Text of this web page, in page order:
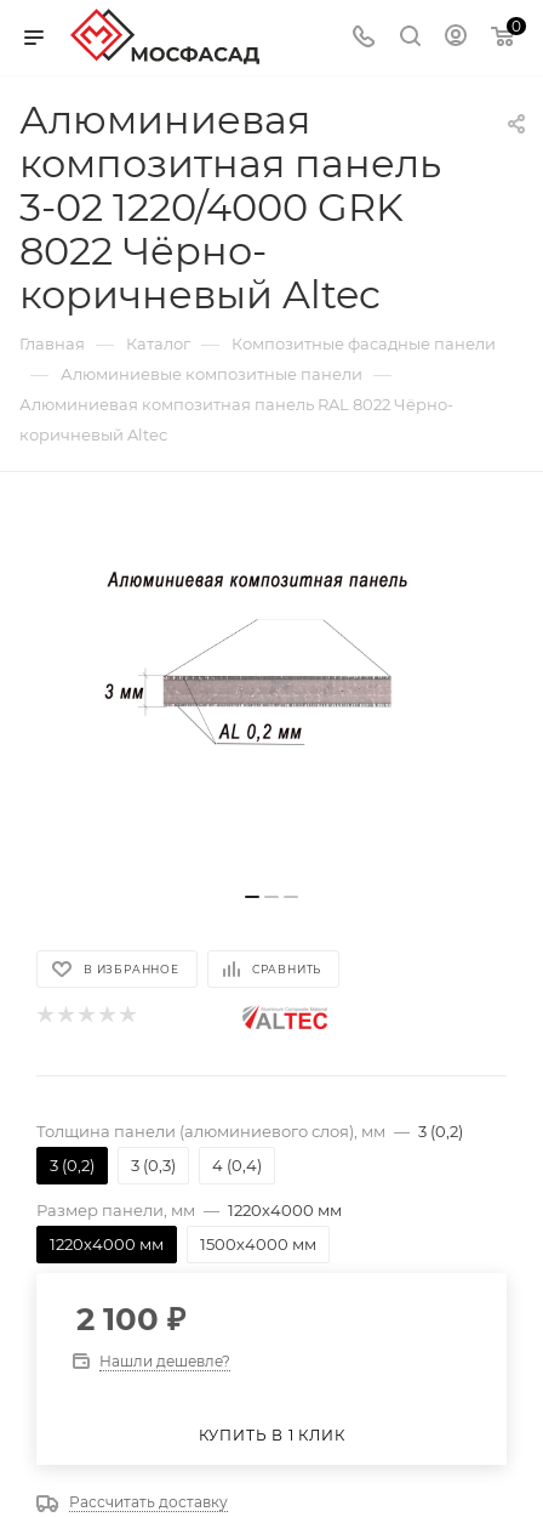
0
Алюминиевая
композитная панель
3-02 1220/4000 GRK
8022 Чёрно-
коричневый Altec
Главная — Каталог — Композитные фасадные панели
— Алюминиевые композитные панели —
Алюминиевая композитная панель RAL 8022 Чёрно-
коричневый Altec
В ИЗБРАННОЕ СРАВНИТЬ
Толщина панели (алюминиевого слоя), мм — 3 (0,2)
3 (0,2)
3 (0,3) 4 (0,4)
Размер панели, мм — 1220х4000 мм
1220х4000 мм
1500х4000 мм
2 100 ₽
Нашли дешевле?
КУПИТЬ В 1 КЛИК
Рассчитать доставку